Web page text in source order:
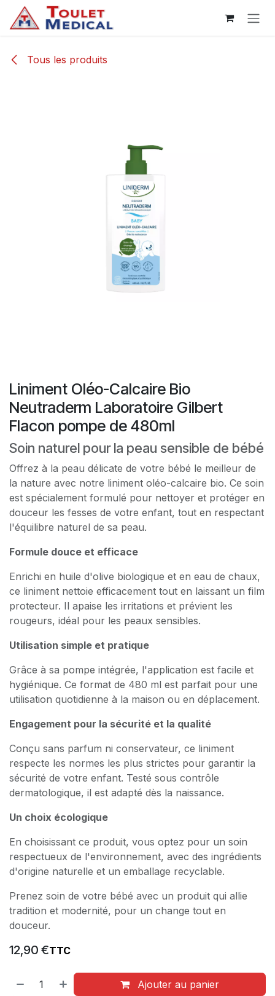
Se rendre au contenu
Tous les produits
Liniment Oléo-Calcaire Bio
Neutraderm Laboratoire Gilbert
Flacon pompe de 480ml
Soin naturel pour la peau sensible de bébé
Offrez à la peau délicate de votre bébé le meilleur de
la nature avec notre liniment oléo-calcaire bio. Ce soin
est spécialement formulé pour nettoyer et protéger en
douceur les fesses de votre enfant, tout en respectant
l'équilibre naturel de sa peau.
Formule douce et efficace
Enrichi en huile d'olive biologique et en eau de chaux,
ce liniment nettoie efficacement tout en laissant un film
protecteur. Il apaise les irritations et prévient les
rougeurs, idéal pour les peaux sensibles.
Utilisation simple et pratique
Grâce à sa pompe intégrée, l'application est facile et
hygiénique. Ce format de 480 ml est parfait pour une
utilisation quotidienne à la maison ou en déplacement.
Engagement pour la sécurité et la qualité
Conçu sans parfum ni conservateur, ce liniment
respecte les normes les plus strictes pour garantir la
sécurité de votre enfant. Testé sous contrôle
dermatologique, il est adapté dès la naissance.
Un choix écologique
En choisissant ce produit, vous optez pour un soin
respectueux de l'environnement, avec des ingrédients
d'origine naturelle et un emballage recyclable.
Prenez soin de votre bébé avec un produit qui allie
tradition et modernité, pour un change tout en
douceur.
12,90 €TTC
Ajouter au panier